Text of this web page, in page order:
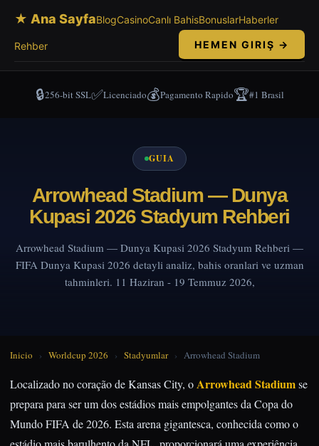
★ Ana SayfaBlogCasinoCanlı BahisBonuslarHaberler
Rehber HEMEN GIRIŞ →
🔒256-bit SSL✅Licenciado💰Pagamento Rapido🏆#1 Brasil
GUIA
Arrowhead Stadium — Dunya
Kupasi 2026 Stadyum Rehberi
Arrowhead Stadium — Dunya Kupasi 2026 Stadyum Rehberi —
FIFA Dunya Kupasi 2026 detayli analiz, bahis oranlari ve uzman
tahminleri. 11 Haziran - 19 Temmuz 2026,
Inicio › Worldcup 2026 › Stadyumlar › Arrowhead Stadium
Localizado no coração de Kansas City, oArrowhead Stadiumse
prepara para ser um dos estádios mais empolgantes da Copa do
Mundo FIFA de 2026. Esta arena gigantesca, conhecida como o